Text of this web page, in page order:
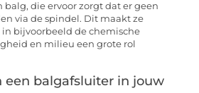
balg, die ervoor zorgt dat er geen
via de spindel. Dit maakt ze
bijvoorbeeld de chemische
en milieu een grote rol
een balgafsluiter in jouw